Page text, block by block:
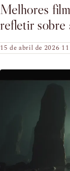
Melhores
refletir sobre
15 de abril de 2026·